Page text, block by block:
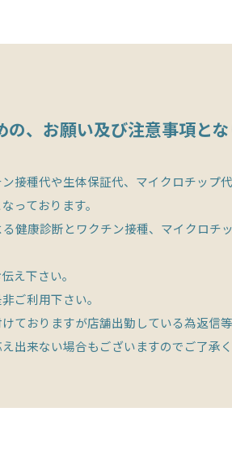
、 お願い及び注意事項とな
接種代や生体保証代、マイクロチップ
っております。
健康診断とワクチン接種、マイクロチ
え下さい。
ご利用下さい。
ておりますが店舗出勤している為返信
出来ない場合もございますのでご了承く